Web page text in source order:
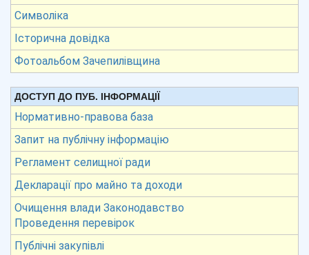
Символіка
Історична довідка
Фотоальбом Зачепилівщина
ДОСТУП ДО ПУБ. ІНФОРМАЦІЇ
Нормативно-правова база
Запит на публічну інформацію
Регламент селищної ради
Декларації про майно та доходи
Очищення влади Законодавство
Проведення перевірок
Публічні закупівлі